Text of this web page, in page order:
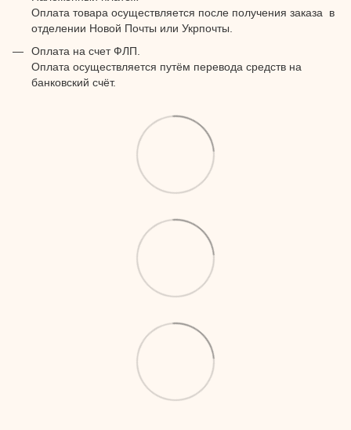
Оплата товара осуществляется после получения заказа в
отделении Новой Почты или Укрпочты.
Оплата на счет ФЛП.
Оплата осуществляется путём перевода средств на
банковский счёт.